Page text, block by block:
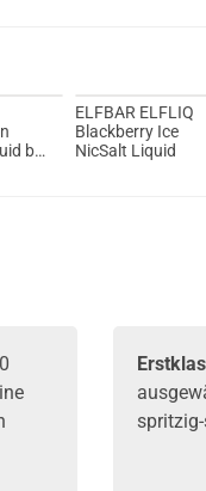
by
ELFBAR ELFLIQ
Blackberry Ice
NicSalt Liquid